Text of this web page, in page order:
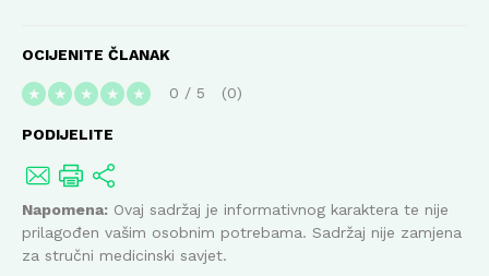
OCIJENITE ČLANAK
★ ★ ★ ★ ★ 0 / 5 0
PODIJELITE
Napomena: Ovaj sadržaj je informativnog karaktera te nije
prilagođen vašim osobnim potrebama. Sadržaj nije zamjena
za stručni medicinski savjet.